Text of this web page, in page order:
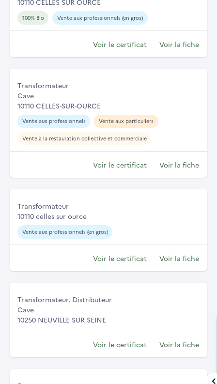
100% Bio Vente aux professionnels (en gros)
Voir le certificat Voir la fiche
Transformateur
Cave
10110 CELLES-SUR-OURCE
Vente aux professionnels Vente aux particuliers
Vente à la restauration collective et commerciale
Voir le certificat Voir la fiche
Transformateur
10110 celles sur ource
Vente aux professionnels (en gros)
Voir le certificat Voir la fiche
Transformateur, Distributeur
Cave
10250 NEUVILLE SUR SEINE
Voir le certificat Voir la fiche